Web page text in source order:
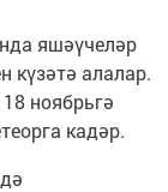
яшәүчеләр
күзәтә алалар.
ноябрьгә
кадәр.